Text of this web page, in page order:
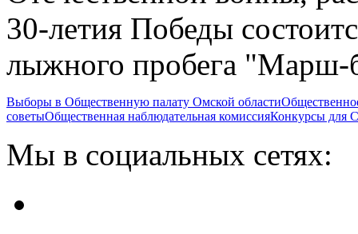
30-летия Победы
лыжного пробега "Марш-
Выборы в Общественную палату Омской области
советыОбщественная наблюдательная комиссияКонкурсы
Мы в социальных сетях: